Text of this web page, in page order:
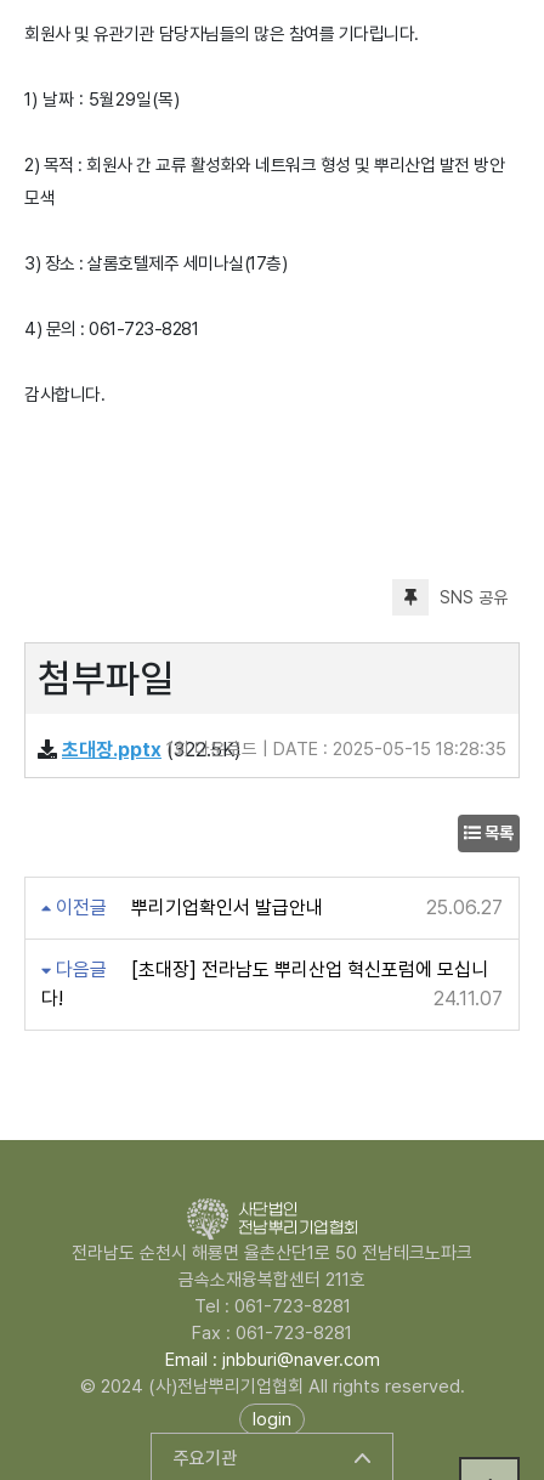
회원사 및 유관기관 담당자님들의 많은 참여를 기다립니다.
1) 날짜 : 5월29일(목)
2) 목적 : 회원사 간 교류 활성화와 네트워크 형성 및 뿌리산업 발전 방안
모색
3) 장소 : 살롬호텔제주 세미나실(17층)
4) 문의 : 061-723-8281
감사합니다.
SNS 공유
첨부파일
초대장.pptx (322.5K)
1회 다운로드 | DATE : 2025-05-15 18:28:35
목록
이전글 뿌리기업확인서 발급안내 25.06.27
다음글
[초대장] 전라남도 뿌리산업 혁신포럼에 모십니
다!
24.11.07
전라남도 순천시 해룡면 율촌산단1로 50 전남테크노파크
금속소재융복합센터 211호
Tel : 061-723-8281
Fax : 061-723-8281
Email : jnbburi@naver.com
© 2024 (사)전남뿌리기업협회 All rights reserved.
login
주요기관